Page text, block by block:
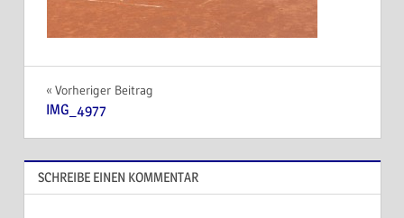
Beitragsnavigation
Vorheriger Beitrag
IMG_4977
SCHREIBE EINEN KOMMENTAR